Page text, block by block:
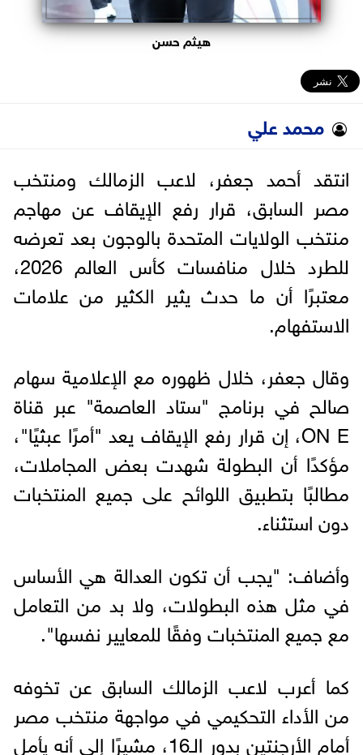
هيثم حسن
محمد علي
انتقد أحمد جعفر، لاعب الزمالك ومنتخب
مصر السابق، قرار رفع الإيقاف عن مهاجم
منتخب الولايات المتحدة بالوجون بعد تعرضه
للطرد خلال منافسات كأس العالم 2026،
معتبرًا أن ما حدث يثير الكثير من علامات
الاستفهام.
وقال جعفر، خلال ظهوره مع الإعلامية سهام
صالح في برنامج "ستاد العاصمة" عبر قناة
ON E، إن قرار رفع الإيقاف يعد "أمرًا عبثيًا"،
مؤكدًا أن البطولة شهدت بعض المجاملات،
مطالبًا بتطبيق اللوائح على جميع المنتخبات
دون استثناء.
وأضاف: "يجب أن تكون العدالة هي الأساس
في مثل هذه البطولات، ولا بد من التعامل
مع جميع المنتخبات وفقًا للمعايير نفسها".
كما أعرب لاعب الزمالك السابق عن تخوفه
من الأداء التحكيمي في مواجهة منتخب مصر
أمام الأرجنتين بدور الـ16، مشيرًا إلى أنه يأمل